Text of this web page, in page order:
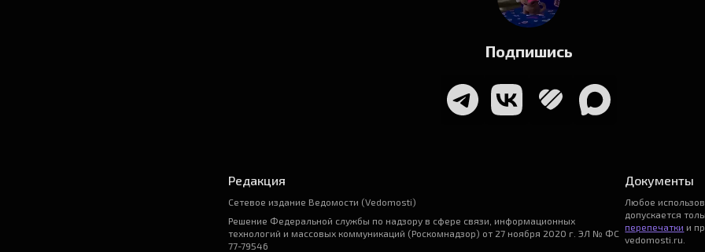
Подпишись
Редакция
Сетевое издание Ведомости (Vedomosti)
Решение Федеральной службы по надзору в сфере связи, информационных
технологий и массовых коммуникаций (Роскомнадзор) от 27 ноября 2020 г. ЭЛ № ФС
77-79546
Документы
Любое
допускается
перепечатки и
vedomosti.ru.